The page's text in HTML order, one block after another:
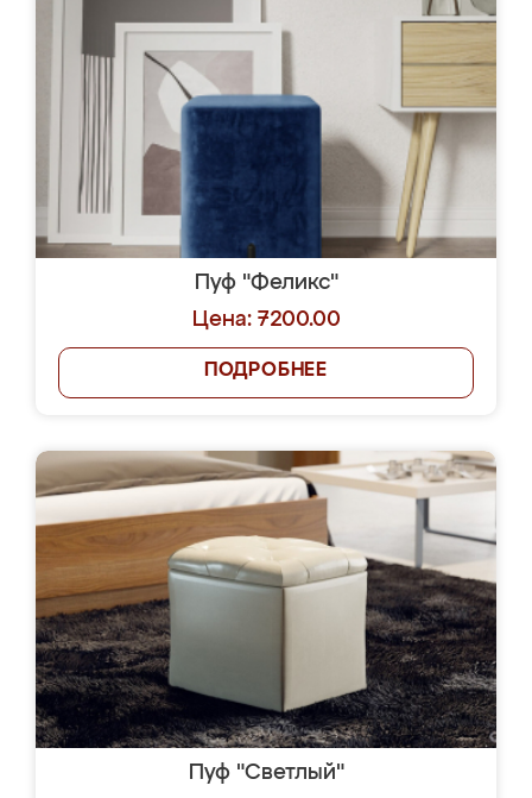
Пуф "Феликс"
Цена: 7200.00
ПОДРОБНЕЕ
Пуф "Светлый"